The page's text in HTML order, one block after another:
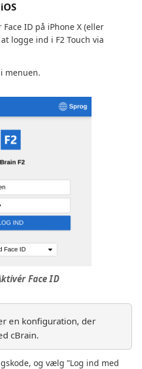
ID på iPhone X (eller
logge ind i F2 Touch via
menuen.
Face ID
en konfiguration, der
cBrain.
og vælg ”Log ind med